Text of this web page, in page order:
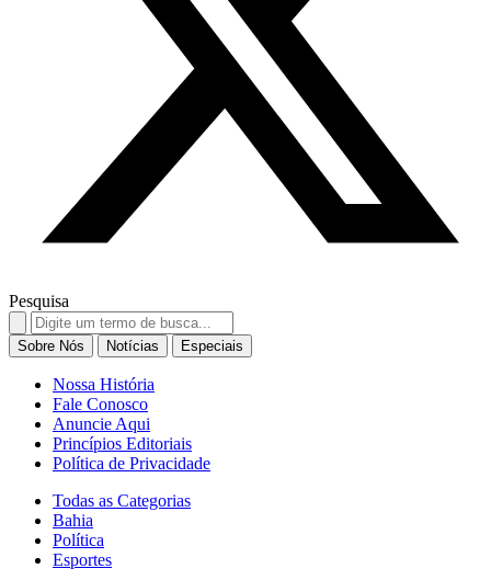
Pesquisa
Search
for:
Sobre Nós Notícias Especiais
Nossa História
Fale Conosco
Anuncie Aqui
Princípios Editoriais
Política de Privacidade
Todas as Categorias
Bahia
Política
Esportes